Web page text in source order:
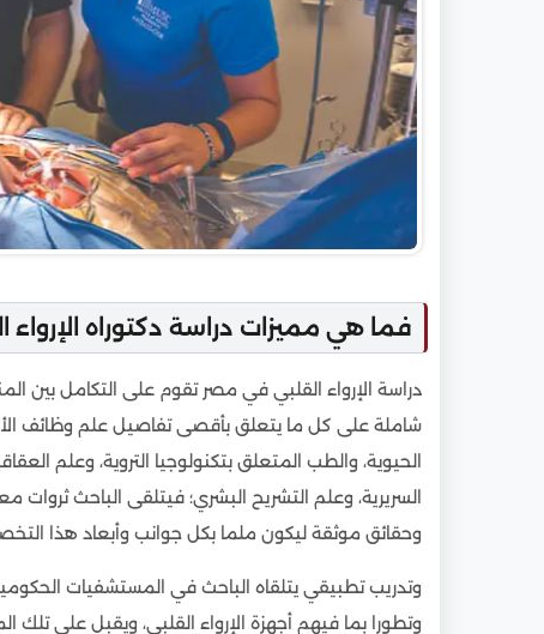
فما هي مميزات دراسة دكتوراه
دراسة الإرواء القلبي في مصر تقوم على التكامل بين
شاملة على كل ما يتعلق بأقصى تفاصيل علم وظائف
الحيوية، والطب المتعلق بتكنولوجيا التروية، وعلم
السريرية، وعلم التشريح البشري؛ فيتلقى الباحث
وحقائق موثقة ليكون ملما بكل جوانب وأبعاد هذا
وتدريب تطبيقي يتلقاه الباحث في المستشفيات
وتطورا بما فيهم أجهزة الإرواء القلبي، ويقبل على